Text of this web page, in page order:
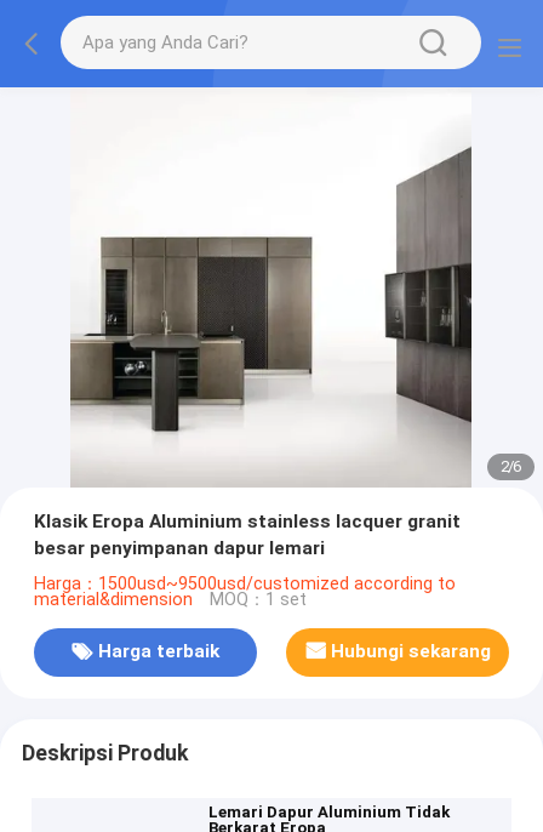
2/6
Klasik Eropa Aluminium stainless lacquer granit
besar penyimpanan dapur lemari
Harga：1500usd~9500usd/customized according to
material&dimension MOQ：1 set
Harga terbaik Hubungi sekarang
Deskripsi Produk
Lemari Dapur Aluminium Tidak
Berkarat Eropa